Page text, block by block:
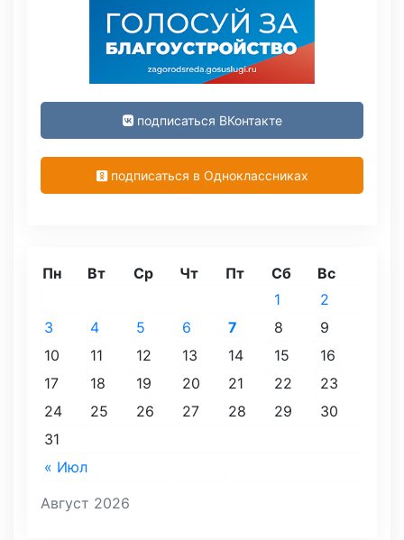
подписаться ВКонтакте
подписаться в Одноклассниках
Август 2026
Пн Вт Ср Чт Пт Сб Вс
« Июл
1
2
3
4 5 6 7 8
9
10
11 12 13 14 15
16
17
18 19 20 21 22
23
24
25 26 27 28 29
30
31